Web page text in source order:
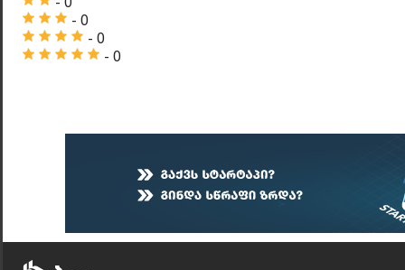
- 0
- 0
- 0